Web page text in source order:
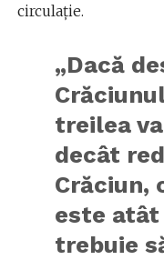
circulație.
„Dacă
treilea
decât
Crăciun,
este
trebuie